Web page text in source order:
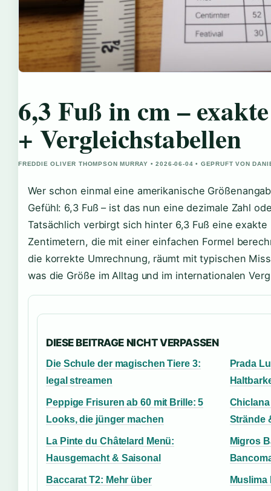
6,3 Fuß in cm –
+ Vergleichstabellen
FREDDIE OLIVER THOMPSON MURRAY • 2026-06-04 • GEPRUFT VON
Wer schon einmal eine amerikanische
Gefühl: 6,3 Fuß – ist das nun eine dezimale Zahl
Tatsächlich verbirgt sich hinter 6,3 Fuß eine exakte
Zentimetern, die mit einer einfachen Formel
die korrekte Umrechnung, räumt mit typischen
was die Größe im Alltag und im internationalen
DIESE BEITRAGE NICHT VERPASSEN
Die Schule der magischen Tiere 3:
legal streamen
Prada
Peppige Frisuren ab 60 mit Brille: 5
Looks, die jünger machen
Strände
La Pinte du Châtelard Menü:
Hausgemacht & Saisonal
Migros
Baccarat T2: Mehr über